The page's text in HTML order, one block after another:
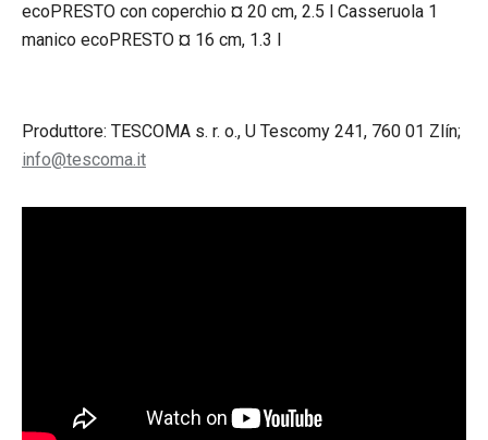
ecoPRESTO con coperchio ¤ 20 cm, 2.5 l Casseruola 1
manico ecoPRESTO ¤ 16 cm, 1.3 l
Produttore: TESCOMA s. r. o., U Tescomy 241, 760 01 Zlín;
info@tescoma.it